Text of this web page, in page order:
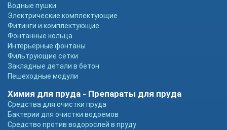
Водные пушки
Электрические комплектующие
Фитинги и комплектующие
Фонтанные кольца
Интерьерные фонтаны
Фильтрующие сетки
Закладные детали в бетон
Пешеходные модули
Химия для пруда - Препараты для пруда
Средства для очистки пруда
Бактерии для очистки водоемов
Средство против водорослей в пруду